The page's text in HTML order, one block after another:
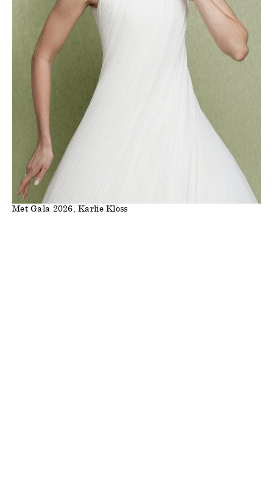
Met Gala 2026, Karlie Kloss